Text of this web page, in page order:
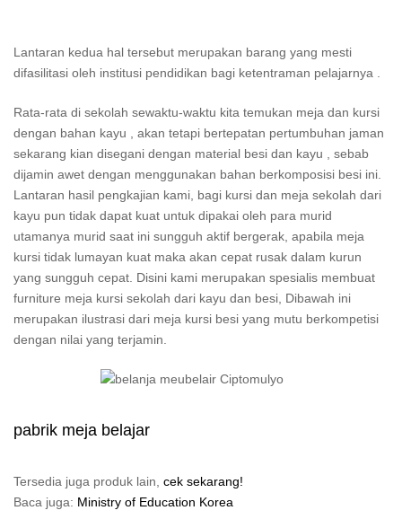
Lantaran kedua hal tersebut merupakan barang yang mesti
difasilitasi oleh institusi pendidikan bagi ketentraman pelajarnya .
Rata-rata di sekolah sewaktu-waktu kita temukan meja dan kursi
dengan bahan kayu , akan tetapi bertepatan pertumbuhan jaman
sekarang kian disegani dengan material besi dan kayu , sebab
dijamin awet dengan menggunakan bahan berkomposisi besi ini.
Lantaran hasil pengkajian kami, bagi kursi dan meja sekolah dari
kayu pun tidak dapat kuat untuk dipakai oleh para murid
utamanya murid saat ini sungguh aktif bergerak, apabila meja
kursi tidak lumayan kuat maka akan cepat rusak dalam kurun
yang sungguh cepat. Disini kami merupakan spesialis membuat
furniture meja kursi sekolah dari kayu dan besi, Dibawah ini
merupakan ilustrasi dari meja kursi besi yang mutu berkompetisi
dengan nilai yang terjamin.
pabrik meja belajar
Tersedia juga produk lain, cek sekarang!
Baca juga: Ministry of Education Korea